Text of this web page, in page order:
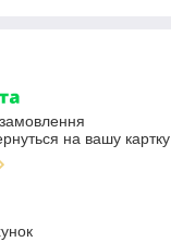
на вашу картку